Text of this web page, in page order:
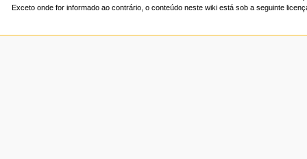
Exceto onde for informado ao contrário, o conteúdo neste wiki está sob a seguinte